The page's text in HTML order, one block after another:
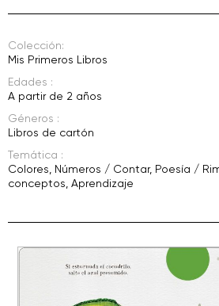
Colección:
Mis Primeros Libros
Edades :
A partir de 2 años
Géneros :
Libros de cartón
Temática :
Colores, Números / Contar, Poesía /
conceptos, Aprendizaje